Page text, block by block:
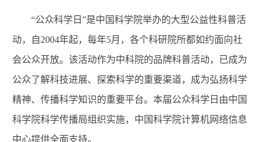
“公众科学日”是中国科学院举办的大型公益性科普活
动，自2004年起，每年5月，各个科研院所都如约面向社
会公众开放。该活动作为中科院的品牌科普活动，已成为
公众了解科技进展、探索科学的重要渠道，成为弘扬科学
精神、传播科学知识的重要平台。本届公众科学日由中国
科学院科学传播局组织实施，中国科学院计算机网络信息
中心提供全面支持。